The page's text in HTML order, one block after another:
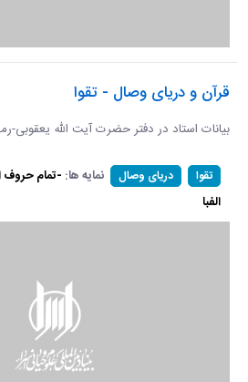
قرآن و دریای وصال - تقوا
بیانات استاد در دفتر حضرت آیت الله یعقوبی-
تقوا دریای وصال نمایه ها: -تمام حروف
الفبا